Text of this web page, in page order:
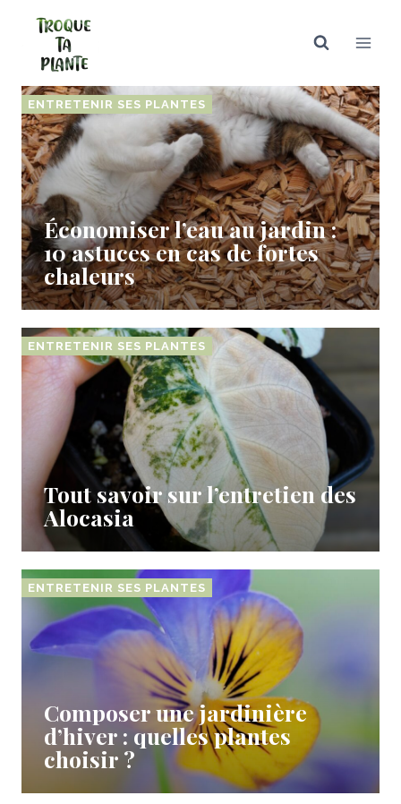
contenu
ENTRETENIR SES PLANTES
Économiser l’eau au jardin :
10 astuces en cas de fortes
chaleurs
ENTRETENIR SES PLANTES
Tout savoir sur l’entretien des
Alocasia
ENTRETENIR SES PLANTES
Composer une jardinière
d’hiver : quelles plantes
choisir ?